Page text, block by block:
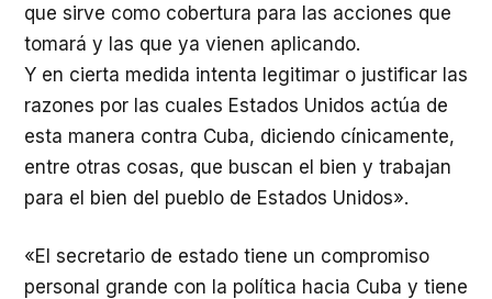
que sirve como cobertura para las acciones que
tomará y las que ya vienen aplicando.
Y en cierta medida intenta legitimar o justificar las
razones por las cuales Estados Unidos actúa de
esta manera contra Cuba, diciendo cínicamente,
entre otras cosas, que buscan el bien y trabajan
para el bien del pueblo de Estados Unidos».
«El secretario de estado tiene un compromiso
personal grande con la política hacia Cuba y tiene